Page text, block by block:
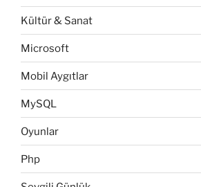
Kültür & Sanat
Microsoft
Mobil Aygıtlar
MySQL
Oyunlar
Php